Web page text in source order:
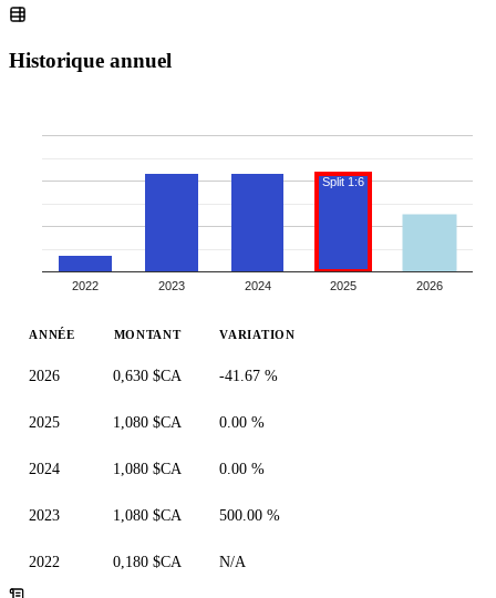
Historique annuel
2022 2023 2024 2025 2026
Split 1:6
ANNÉE MONTANT VARIATION
2026 0,630 $CA -41.67 %
2025 1,080 $CA 0.00 %
2024 1,080 $CA 0.00 %
2023 1,080 $CA 500.00 %
2022 0,180 $CA N/A